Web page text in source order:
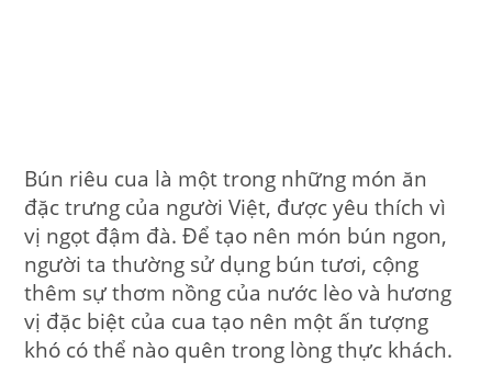
Bún riêu cua là một trong những món ăn
đặc trưng của người Việt, được yêu thích vì
vị ngọt đậm đà. Để tạo nên món bún ngon,
người ta thường sử dụng bún tươi, cộng
thêm sự thơm nồng của nước lèo và hương
vị đặc biệt của cua tạo nên một ấn tượng
khó có thể nào quên trong lòng thực khách.